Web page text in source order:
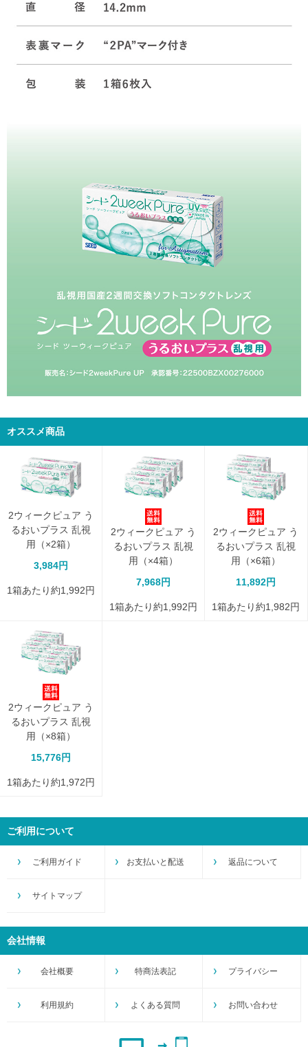
オススメ商品
2ウィークピュア う
るおいプラス 乱視
用（×2箱）
3,984円
1箱あたり約1,992円
2ウィークピュア う
るおいプラス 乱視
用（×4箱）
7,968円
1箱あたり約1,992円
2ウィークピュア う
るおいプラス 乱視
用（×6箱）
11,892円
1箱あたり約1,982円
2ウィークピュア う
るおいプラス 乱視
用（×8箱）
15,776円
1箱あたり約1,972円
ご利用について
ご利用ガイド お支払いと配送 返品について
サイトマップ
会社情報
会社概要 特商法表記 プライバシー
利用規約 よくある質問 お問い合わせ